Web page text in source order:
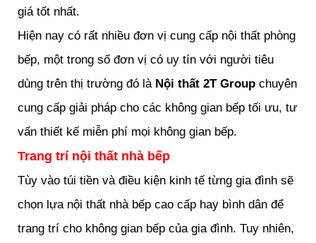
giá tốt nhất.
Hiện nay có rất nhiều đơn vị cung cấp nội thất phòng
bếp, một trong số đơn vị có uy tín với người tiêu
dùng trên thị trường đó là Nội thất 2T Group chuyên
cung cấp giải pháp cho các không gian bếp tối ưu, tư
vấn thiết kế miễn phí mọi không gian bếp.
Trang trí nội thất nhà bếp
Tùy vào túi tiền và điều kiện kinh tế từng gia đình sẽ
chọn lựa nội thất nhà bếp cao cấp hay bình dân để
trang trí cho không gian bếp của gia đình. Tuy nhiên,